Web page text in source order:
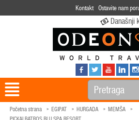
Kontakt Ostavite nam
Današnji
Početna strana EGIPAT HURGADA
MEMŠA